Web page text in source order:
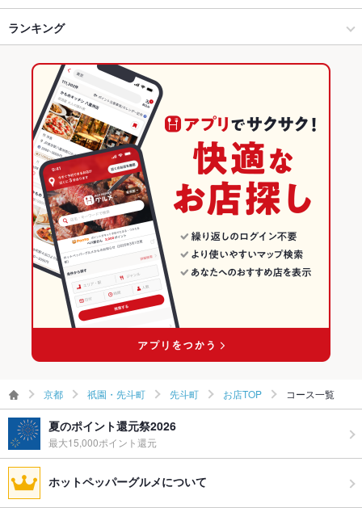
祇園・先斗町 × バー・カクテル
京都河原町駅 × バー・カクテル
京都河原町駅 × バー・カクテル
先斗町 × バー・カクテル
京都 × バー・カクテル
京都 × バー・カクテル
祇園四条駅
三条京阪駅
エビ料理 ピザ
ランキング
京都のグルメランキング
京都のバー・カクテルランキング
祇園・先斗町のグルメランキング
祇園・先斗町のバー・カクテルランキング
先斗町のグルメランキング
京都 祇園・先斗町 先斗町 お店TOP コース一覧
夏のポイント還元祭2026
最大15,000ポイント還元
ホットペッパーグルメについて